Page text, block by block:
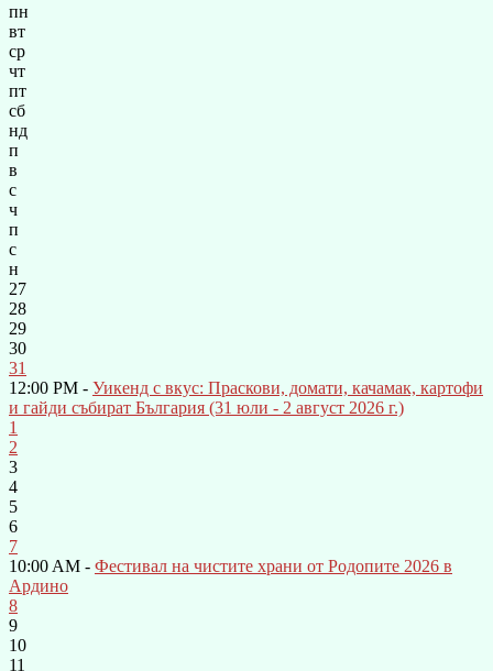
пн
вт
ср
чт
пт
сб
нд
п
в
с
ч
п
с
н
27
28
29
30
31
12:00 PM - Уикенд с вкус: Праскови, домати, качамак, картофи
и гайди събират България (31 юли - 2 август 2026 г.)
1
2
3
4
5
6
7
10:00 AM - Фестивал на чистите храни от Родопите 2026 в
Ардино
8
9
10
11